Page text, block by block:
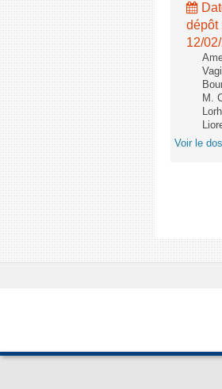
dépôt
12/
M.
Voir le